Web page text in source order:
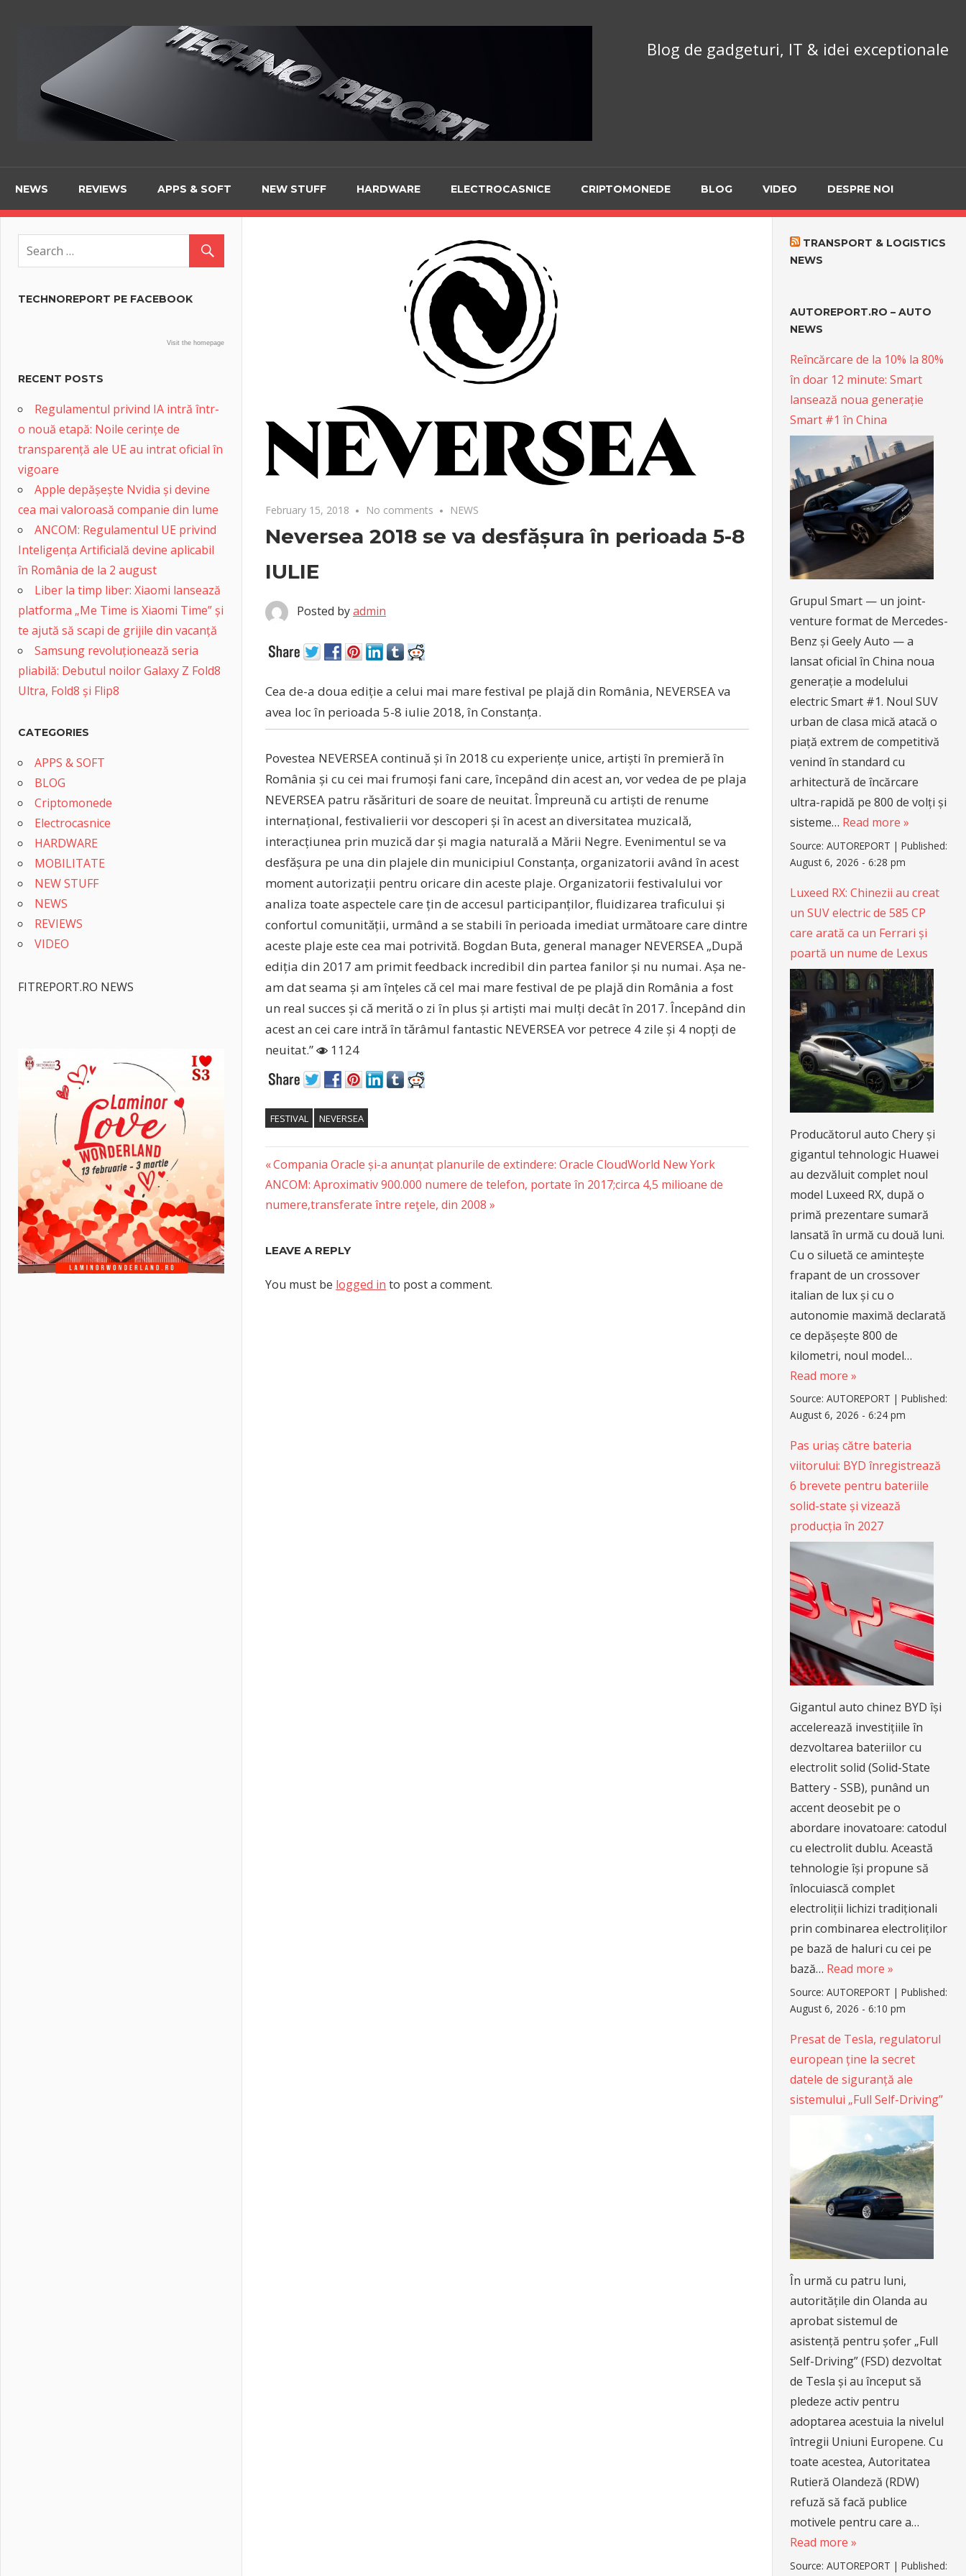
TechnoReport.ro
Blog de gadgeturi, IT & idei exceptionale
NEWS REVIEWS APPS & SOFT NEW STUFF HARDWARE ELECTROCASNICE CRIPTOMONEDE BLOG VIDEO DESPRE NOI
February 15, 2018 No comments NEWS
Neversea 2018 se va desfășura în perioada 5-8
IULIE
Posted byadmin
Cea de-a doua ediție a celui mai mare festival pe plajă din România, NEVERSEA va
avea loc în perioada 5-8 iulie 2018, în Constanța.
Povestea NEVERSEA continuă și în 2018 cu experiențe unice, artiști în premieră în
România și cu cei mai frumoși fani care, începând din acest an, vor vedea de pe plaja
NEVERSEA patru răsărituri de soare de neuitat. Împreună cu artiști de renume
internațional, festivalierii vor descoperi și în acest an diversitatea muzicală,
interacțiunea prin muzică dar și magia naturală a Mării Negre. Evenimentul se va
desfășura pe una din plajele din municipiul Constanța, organizatorii având în acest
moment autorizații pentru oricare din aceste plaje. Organizatorii festivalului vor
analiza toate aspectele care țin de accesul participanților, fluidizarea traficului și
confortul comunității, urmând a se stabili în perioada imediat următoare care dintre
aceste plaje este cea mai potrivită. Bogdan Buta, general manager NEVERSEA „După
ediția din 2017 am primit feedback incredibil din partea fanilor și nu numai. Așa ne-
am dat seama și am înțeles că cel mai mare festival de pe plajă din România a fost
un real succes și că merită o zi în plus și artiști mai mulți decât în 2017. Începând din
acest an cei care intră în tărâmul fantastic NEVERSEA vor petrece 4 zile și 4 nopți de
neuitat.”
1124
FESTIVAL NEVERSEA
Post
navigation
Previous
Post:
Compania Oracle și-a anunțat planurile de extindere: Oracle CloudWorld New York
Next
Post:
ANCOM: Aproximativ 900.000 numere de telefon, portate în 2017;circa 4,5 milioane de
numere,transferate între reţele, din 2008
LEAVE A REPLY
You must be logged in to post a comment.
TECHNOREPORT PE FACEBOOK
Visit the homepage
RECENT POSTS
Regulamentul privind IA intră într-
o nouă etapă: Noile cerințe de
transparență ale UE au intrat oficial în
vigoare
Apple depășește Nvidia și devine
cea mai valoroasă companie din lume
ANCOM: Regulamentul UE privind
Inteligența Artificială devine aplicabil
în România de la 2 august
Liber la timp liber: Xiaomi lansează
platforma „Me Time is Xiaomi Time” și
te ajută să scapi de grijile din vacanță
Samsung revoluționează seria
pliabilă: Debutul noilor Galaxy Z Fold8
Ultra, Fold8 și Flip8
CATEGORIES
APPS & SOFT
BLOG
Criptomonede
Electrocasnice
HARDWARE
MOBILITATE
NEW STUFF
NEWS
REVIEWS
VIDEO
FITREPORT.RO NEWS
TRANSPORT & LOGISTICS
NEWS
AUTOREPORT.RO – AUTO
NEWS
Reîncărcare de la 10% la 80%
în doar 12 minute: Smart
lansează noua generație
Smart #1 în China
Grupul Smart — un joint-
venture format de Mercedes-
Benz și Geely Auto — a
lansat oficial în China noua
generație a modelului
electric Smart #1. Noul SUV
urban de clasa mică atacă o
piață extrem de competitivă
venind în standard cu
arhitectură de încărcare
ultra-rapidă pe 800 de volți și
sisteme… Read more »
Source:AUTOREPORT |Published:
August 6, 2026 - 6:28 pm
Luxeed RX: Chinezii au creat
un SUV electric de 585 CP
care arată ca un Ferrari și
poartă un nume de Lexus
Producătorul auto Chery și
gigantul tehnologic Huawei
au dezvăluit complet noul
model Luxeed RX, după o
primă prezentare sumară
lansată în urmă cu două luni.
Cu o siluetă ce amintește
frapant de un crossover
italian de lux și cu o
autonomie maximă declarată
ce depășește 800 de
kilometri, noul model…
Read more »
Source:AUTOREPORT |Published:
August 6, 2026 - 6:24 pm
Pas uriaș către bateria
viitorului: BYD înregistrează
6 brevete pentru bateriile
solid-state și vizează
producția în 2027
Gigantul auto chinez BYD își
accelerează investițiile în
dezvoltarea bateriilor cu
electrolit solid (Solid-State
Battery - SSB), punând un
accent deosebit pe o
abordare inovatoare: catodul
cu electrolit dublu. Această
tehnologie își propune să
înlocuiască complet
electroliții lichizi tradiționali
prin combinarea electroliților
pe bază de haluri cu cei pe
bază… Read more »
Source:AUTOREPORT |Published:
August 6, 2026 - 6:10 pm
Presat de Tesla, regulatorul
european ține la secret
datele de siguranță ale
sistemului „Full Self-Driving”
În urmă cu patru luni,
autoritățile din Olanda au
aprobat sistemul de
asistență pentru șofer „Full
Self-Driving” (FSD) dezvoltat
de Tesla și au început să
pledeze activ pentru
adoptarea acestuia la nivelul
întregii Uniuni Europene. Cu
toate acestea, Autoritatea
Rutieră Olandeză (RDW)
refuză să facă publice
motivele pentru care a…
Read more »
Source:AUTOREPORT |Published: